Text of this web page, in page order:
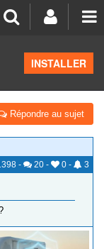
INSTALLER
Répondre au sujet
- 20 - 0 -
3